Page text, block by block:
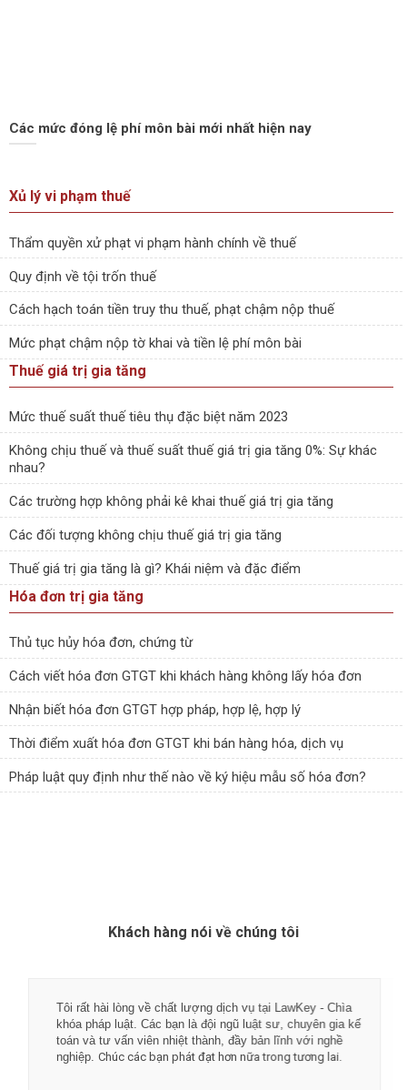
Các mức đóng lệ phí môn bài mới nhất hiện nay
Xủ lý vi phạm thuế
Thẩm quyền xử phạt vi phạm hành chính về thuế
Quy định về tội trốn thuế
Cách hạch toán tiền truy thu thuế, phạt chậm nộp thuế
Mức phạt chậm nộp tờ khai và tiền lệ phí môn bài
Thuế giá trị gia tăng
Mức thuế suất thuế tiêu thụ đặc biệt năm 2023
Không chịu thuế và thuế suất thuế giá trị gia tăng 0%: Sự khác
nhau?
Các trường hợp không phải kê khai thuế giá trị gia tăng
Các đối tượng không chịu thuế giá trị gia tăng
Thuế giá trị gia tăng là gì? Khái niệm và đặc điểm
Hóa đơn trị gia tăng
Thủ tục hủy hóa đơn, chứng từ
Cách viết hóa đơn GTGT khi khách hàng không lấy hóa đơn
Nhận biết hóa đơn GTGT hợp pháp, hợp lệ, hợp lý
Thời điểm xuất hóa đơn GTGT khi bán hàng hóa, dịch vụ
Pháp luật quy định như thế nào về ký hiệu mẫu số hóa đơn?
Khách hàng nói về chúng tôi
Tôi rất hài lòng về chất lượng dịch vụ tại LawKey - Chìa
khóa pháp luật. Các bạn là đội ngũ luật sư, chuyên gia kế
toán và tư vấn viên nhiệt thành, đầy bản lĩnh với nghề
nghiệp. Chúc các bạn phát đạt hơn nữa trong tương lai.